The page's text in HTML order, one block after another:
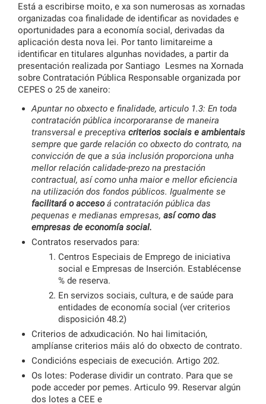
Está a escribirse moito, e xa son numerosas as xornadas
organizadas coa finalidade de identificar as novidades e
oportunidades para a economía social, derivadas da
aplicación desta nova lei. Por tanto limitareime a
identificar en titulares algunhas novidades, a partir da
presentación realizada por Santiago Lesmes na Xornada
sobre Contratación Pública Responsable organizada por
CEPES o 25 de xaneiro:
Apuntar no obxecto e finalidade, articulo 1.3: En toda
contratación pública incorporaranse de maneira
transversal e preceptiva criterios sociais e ambientais
sempre que garde relación co obxecto do contrato, na
convicción de que a súa inclusión proporciona unha
mellor relación calidade-prezo na prestación
contractual, así como unha maior e mellor eficiencia
na utilización dos fondos públicos. Igualmente se
facilitará o accesoá contratación pública das
pequenas e medianas empresas, así como das
empresas de economía social.
Contratos reservados para:
Centros Especiais de Emprego de iniciativa
social e Empresas de Inserción. Establécense
% de reserva.
En servizos sociais, cultura, e de saúde para
entidades de economía social (ver criterios
disposición 48.2)
Criterios de adxudicación. No hai limitación,
amplíanse criterios máis aló do obxecto de contrato.
Condicións especiais de execución. Artigo 202.
Os lotes: Poderase dividir un contrato. Para que se
pode acceder por pemes. Articulo 99. Reservar algún
dos lotes a CEE e